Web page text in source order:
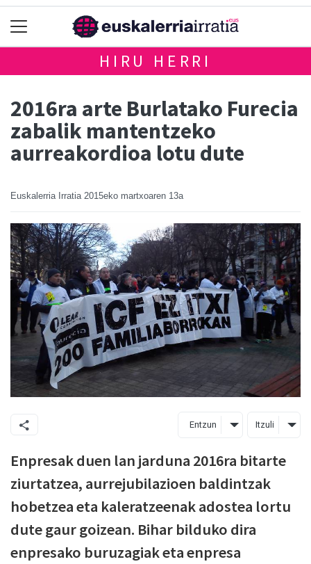
HIRU HERRI
2016ra arte Burlatako Furecia
zabalik mantentzeko
aurreakordioa lotu dute
Euskalerria Irratia 2015eko martxoaren 13a
Entzun Itzuli
Enpresak duen lan jarduna 2016ra bitarte
ziurtatzea, aurrejubilazioen baldintzak
hobetzea eta kaleratzeenak adostea lortu
dute gaur goizean. Bihar bilduko dira
enpresako buruzagiak eta enpresa